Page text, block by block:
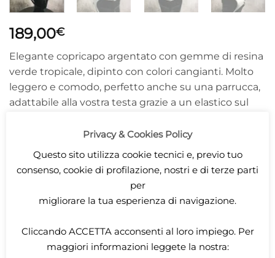
189,00€
Elegante copricapo argentato con gemme di resina
verde tropicale, dipinto con colori cangianti. Molto
leggero e comodo, perfetto anche su una parrucca,
adattabile alla vostra testa grazie a un elastico sul
ADD TO CART
Category:Accessori
Privacy & Cookies Policy
Questo sito utilizza cookie tecnici e, previo tuo
consenso, cookie di profilazione, nostri e di terze parti
per
migliorare la tua esperienza di navigazione.
Cliccando ACCETTAacconsenti al loro impiego. Per
maggiori informazioni leggete la nostra: